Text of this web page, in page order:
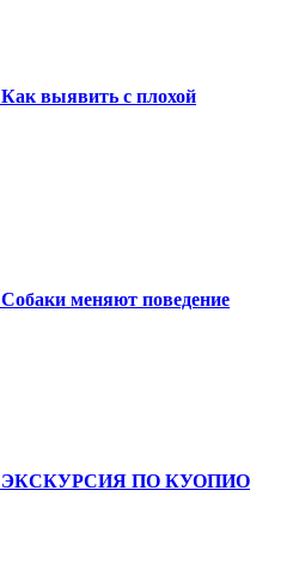
Как выявить с плохой
Собаки меняют поведение
ЭКСКУРСИЯ ПО КУОПИО